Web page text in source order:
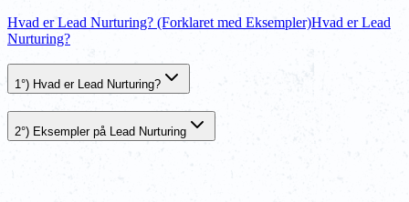
Hvad er Lead Nurturing? (Forklaret med Eksempler)Hvad er Lead
Nurturing?
1°) Hvad er Lead Nurturing?
2°) Eksempler på Lead Nurturing